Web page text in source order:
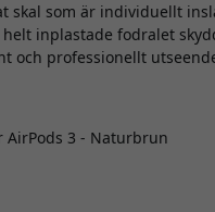
skal som är individuellt
inplastade fodralet
och professionellt
AirPods 3 - Naturbrun